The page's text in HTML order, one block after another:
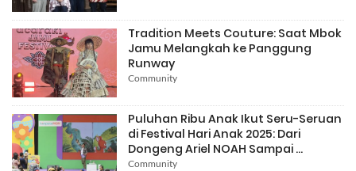
Tradition Meets Couture: Saat Mbok
Jamu Melangkah ke Panggung
Runway
Community
Puluhan Ribu Anak Ikut Seru-Seruan
di Festival Hari Anak 2025: Dari
Dongeng Ariel NOAH Sampai ...
Community